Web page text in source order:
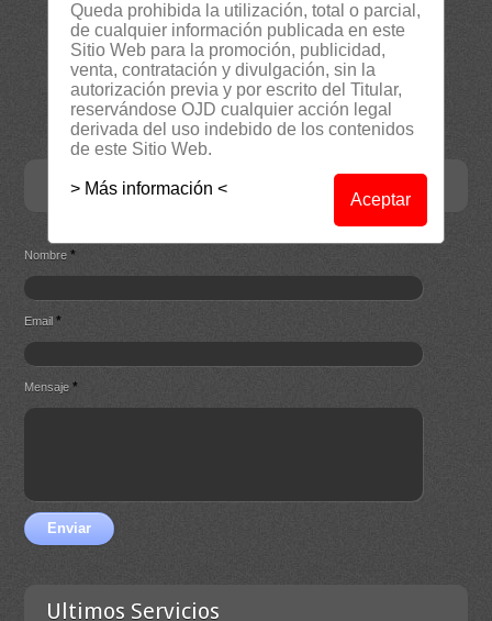
Lista Certificados
RSS
Servicios
Suscripción Newsletter
Contacta
Nombre*
Email*
Mensaje*
Enviar
Ultimos Servicios
Queda prohibida la utilización, total o parcial,
de cualquier información publicada en este
Sitio Web para la promoción, publicidad,
venta, contratación y divulgación, sin la
autorización previa y por escrito del Titular,
reservándose OJD cualquier acción legal
derivada del uso indebido de los contenidos
de este Sitio Web.
> Más información <
Aceptar